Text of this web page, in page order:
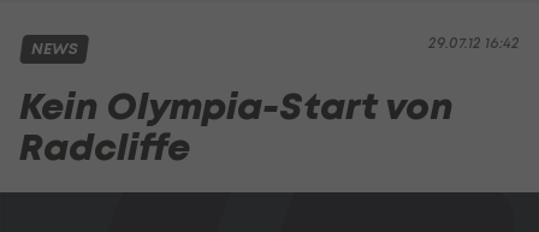
29.07.12 16:42
NEWS
Kein Olympia-Start von
Radcliffe